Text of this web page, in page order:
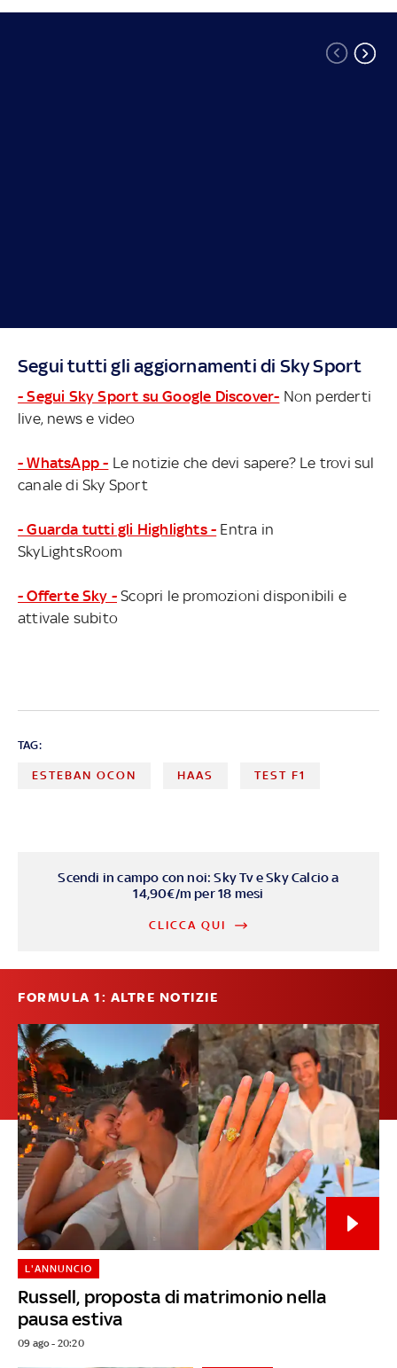
Segui tutti gli aggiornamenti di Sky Sport
- Segui Sky Sport su Google Discover- Non perderti
live, news e video
- WhatsApp - Le notizie che devi sapere? Le trovi sul
canale di Sky Sport
- Guarda tutti gli Highlights - Entra in
SkyLightsRoom
- Offerte Sky - Scopri le promozioni disponibili e
attivale subito
TAG:
ESTEBAN OCON HAAS TEST F1
Scendi in campo con noi: Sky Tv e Sky Calcio a
14,90€/m per 18 mesi
CLICCA QUI
FORMULA 1: ALTRE NOTIZIE
Russell, proposta di matrimonio nella
pausa estiva
L'ANNUNCIO
09 ago - 20:20